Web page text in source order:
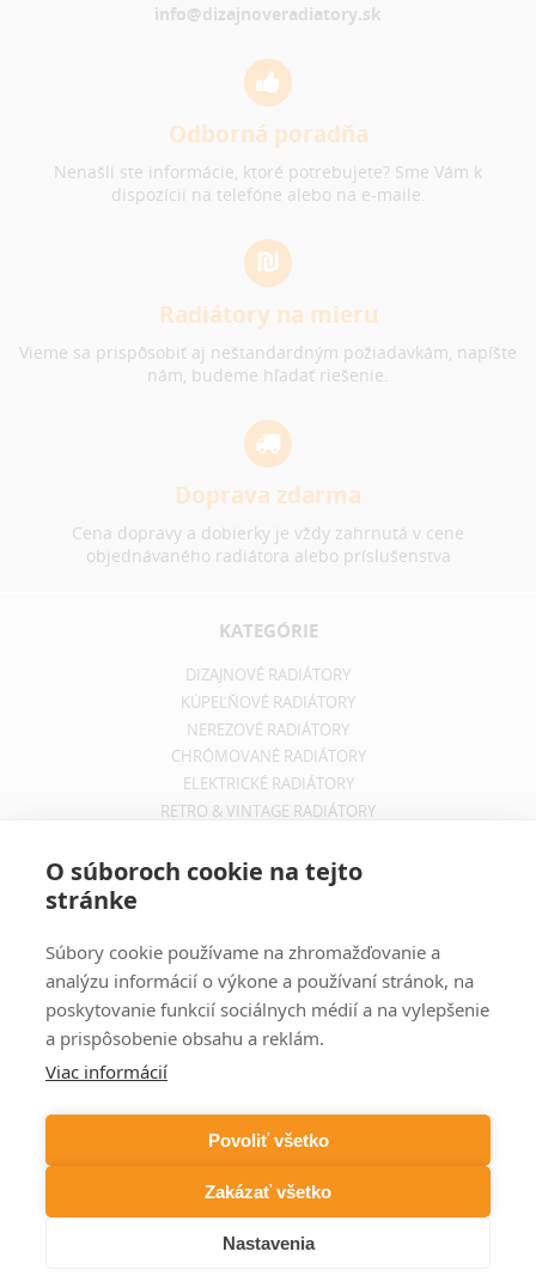
info@dizajnoveradiatory.sk
Odborná poradňa
Nenašli ste informácie, ktoré potrebujete? Sme Vám k
dispozícii na telefóne alebo na e-maile.
Radiátory na mieru
Vieme sa prispôsobiť aj neštandardným požiadavkám, napíšte
nám, budeme hľadať riešenie.
Doprava zdarma
Cena dopravy a dobierky je vždy zahrnutá v cene
objednávaného radiátora alebo príslušenstva
KATEGÓRIE
DIZAJNOVÉ RADIÁTORY
KÚPEĽŇOVÉ RADIÁTORY
NEREZOVÉ RADIÁTORY
CHRÓMOVANÉ RADIÁTORY
ELEKTRICKÉ RADIÁTORY
RETRO & VINTAGE RADIÁTORY
INFORMÁCIE O DOPRAVE
OCHRANA SÚKROMIA
Zadajte svoju e-mailovú adresu a budete vždy informovaný o
aktuálnych akciách, novinkách a zľavách z našej ponuky dizajnových
radiátorov.
O súboroch cookie na tejto
stránke
Súbory cookie používame na zhromažďovanie a
analýzu informácií o výkone a používaní stránok, na
poskytovanie funkcií sociálnych médií a na vylepšenie
a prispôsobenie obsahu a reklám.
Viac informácií
Povoliť všetko
Zakázať všetko
Nastavenia